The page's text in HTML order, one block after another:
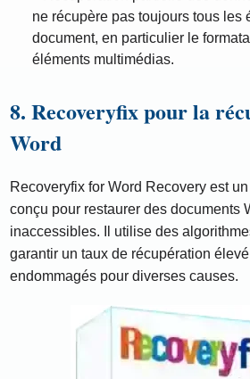
ne récupère pas toujours tous les
document, en particulier le
éléments multimédias.
8. Recoveryfix pour la
Word
Recoveryfix for Word Recovery est
conçu pour restaurer des documents
inaccessibles. Il utilise des
garantir un taux de récupération
endommagés pour diverses causes.